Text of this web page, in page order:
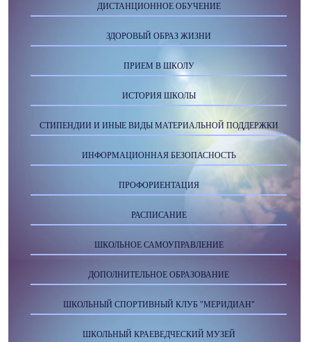
ДИСТАНЦИОННОЕ ОБУЧЕНИЕ
ЗДОРОВЫЙ ОБРАЗ ЖИЗНИ
ПРИЕМ В ШКОЛУ
ИСТОРИЯ ШКОЛЫ
СТИПЕНДИИ И ИНЫЕ ВИДЫ МАТЕРИАЛЬНОЙ ПОДДЕРЖКИ
ИНФОРМАЦИОННАЯ БЕЗОПАСНОСТЬ
ПРОФОРИЕНТАЦИЯ
РАСПИСАНИЕ
ШКОЛЬНОЕ САМОУПРАВЛЕНИЕ
ДОПОЛНИТЕЛЬНОЕ ОБРАЗОВАНИЕ
ШКОЛЬНЫЙ СПОРТИВНЫЙ КЛУБ "МЕРИДИАН"
ШКОЛЬНЫЙ КРАЕВЕДЧЕСКИЙ МУЗЕЙ